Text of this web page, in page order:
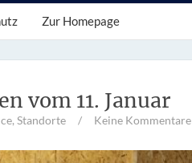
Zur Homepage
vom 11. Januar
, Standorte / Keine Kommentare